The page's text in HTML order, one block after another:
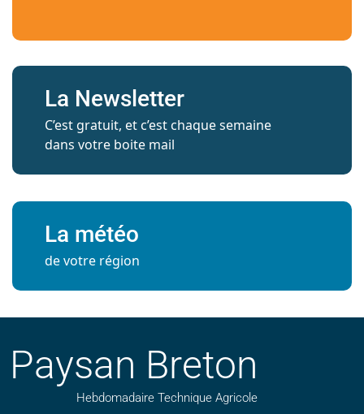
La Newsletter
C’est gratuit, et c’est chaque semaine
dans votre boite mail
La météo
de votre région
Paysan Breton
Hebdomadaire Technique Agricole